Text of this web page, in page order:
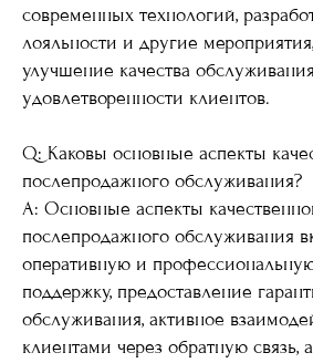
современных технологий,
лояльности и другие
улучшение качества
удовлетворенности клиентов.
Q: Каковы основные аспекты
послепродажного обслуживания?
A: Основные аспекты
послепродажного обслуживания
оперативную и
поддержку, предоставление
обслуживания, активное
клиентами через обратную связь,